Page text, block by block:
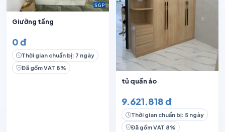
Giường tầng
0 đ
Thời gian chuẩn bị: 7 ngày
Đã gồm VAT 8%
tủ quần áo
9.621.818 đ
Thời gian chuẩn bị: 5 ngày
Đã gồm VAT 8%